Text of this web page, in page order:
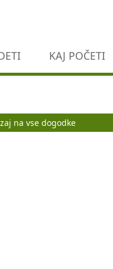
KAJ POČETI
na vse dogodke